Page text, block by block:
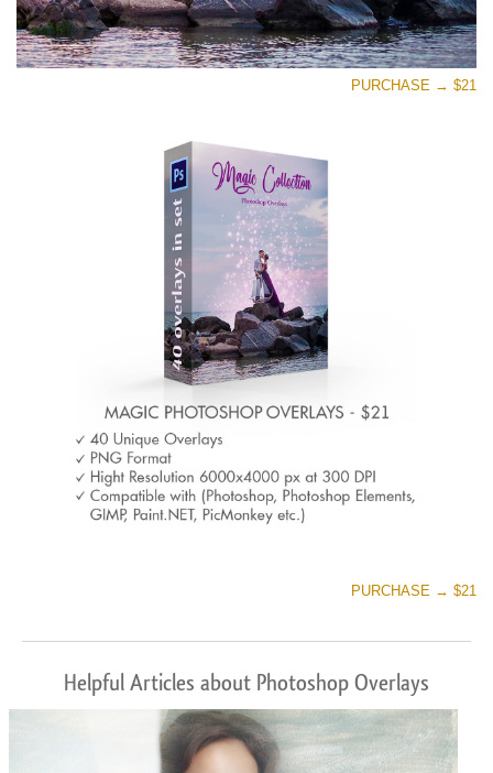
PURCHASE → $21
PURCHASE → $21
Helpful Articles about Photoshop Overlays